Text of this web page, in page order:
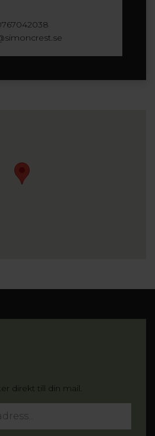
direkt till din mail.